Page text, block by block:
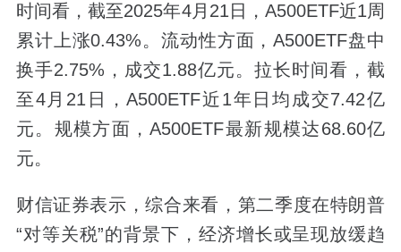
时间看，截至2025年4月21日，A500ETF近1周
累计上涨0.43%。流动性方面，A500ETF盘中
换手2.75%，成交1.88亿元。拉长时间看，截
至4月21日，A500ETF近1年日均成交7.42亿
元。规模方面，A500ETF最新规模达68.60亿
元。
财信证券表示，综合来看，第二季度在特朗普
“对等关税”的背景下，经济增长或呈现放缓趋